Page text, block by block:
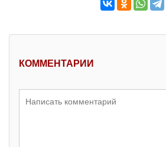
КОММЕНТАРИИ